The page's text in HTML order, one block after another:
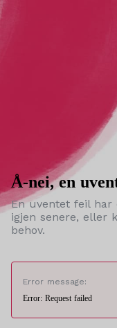
Å-nei, en
En uventet feil har
igjen senere, eller
behov.
Error message:
Error: Request failed